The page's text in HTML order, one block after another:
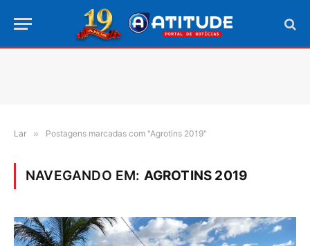
Lar » Postagens marcadas com "Agrotins 2019"
NAVEGANDO EM: AGROTINS 2019